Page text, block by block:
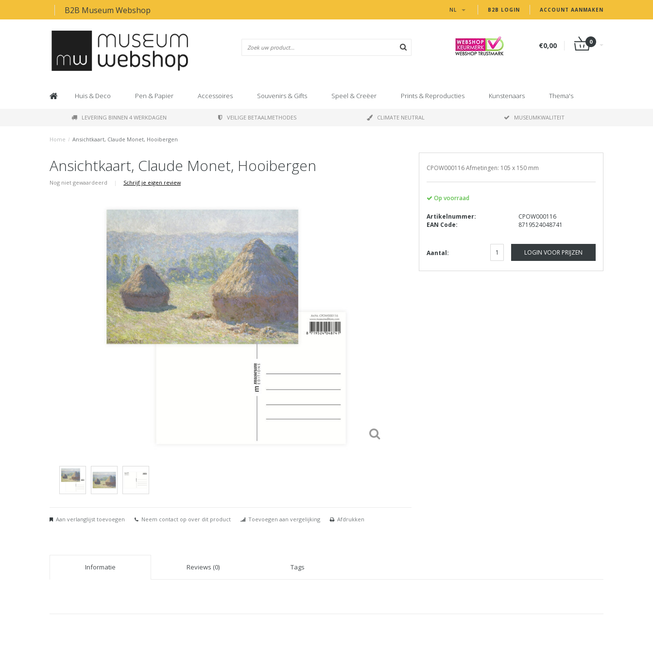
B2B Museum Webshop B2B LOGIN ACCOUNT AANMAKEN
NL
€0,00 0
Huis & Deco Pen & Papier Accessoires Souvenirs & Gifts Speel & Creëer Prints & Reproducties Kunstenaars Thema's
LEVERING BINNEN 4 WERKDAGEN VEILIGE BETAALMETHODES CLIMATE NEUTRAL MUSEUMKWALITEIT
Home / Ansichtkaart, Claude Monet, Hooibergen
Ansichtkaart, Claude Monet, Hooibergen
Nog niet gewaardeerd | Schrijf je eigen review
Aan verlanglijst toevoegen Neem contact op over dit product Toevoegen aan vergelijking Afdrukken
CPOW000116 Afmetingen: 105 x 150 mm
Op voorraad
Artikelnummer:
CPOW000116
EAN Code:
8719524048741
Aantal: LOGIN VOOR PRIJZEN
Informatie Reviews (0) Tags